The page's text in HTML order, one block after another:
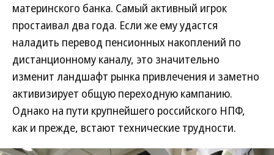
материнского банка. Самый активный игрок
простаивал два года. Если же ему удастся
наладить перевод пенсионных накоплений по
дистанционному каналу, это значительно
изменит ландшафт рынка привлечения и заметно
активизирует общую переходную кампанию.
Однако на пути крупнейшего российского НПФ,
как и прежде, встают технические трудности.